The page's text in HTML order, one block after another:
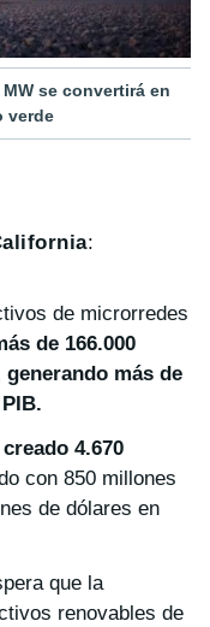
se convertirá en
verde
:
de microrredes
de 166.000
más de
4.670
con 850 millones
de dólares en
que la
renovables de